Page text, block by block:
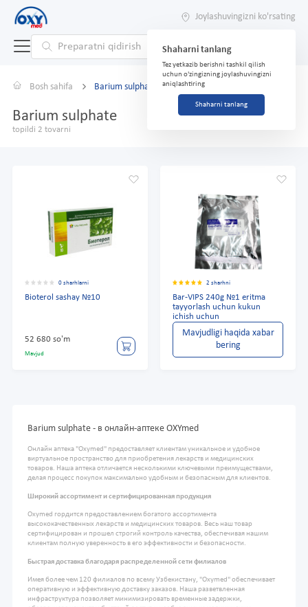
Joylashuvingizni ko'rsating
Shaharni tanlang
Tez yetkazib berishni tashkil qilish
uchun o'zingizning joylashuvingizni
aniqlashtiring
Shaharni tanlang
Bosh sahifa Barium sulphate
Barium sulphate
topildi 2 tovarni
0 sharhlarni
Bioterol sashay №10
52 680 so'm
Mavjud
2 sharhni
Bar-VIPS 240g №1 eritma
tayyorlash uchun kukun
ichish uchun
Mavjudligi haqida xabar
bering
Barium sulphate - в онлайн-аптеке OXYmed
Онлайн аптека "Oxymed" предоставляет клиентам уникальное и удобное
виртуальное пространство для приобретения лекарств и медицинских
товаров. Наша аптека отличается несколькими ключевыми преимуществами,
делая процесс покупок максимально удобным и безопасным для клиентов.
Широкий ассортимент и сертифицированная продукция
Oxymed гордится предоставлением богатого ассортимента
высококачественных лекарств и медицинских товаров. Весь наш товар
сертифицирован и прошел строгий контроль качества, обеспечивая нашим
клиентам полную уверенность в его эффективности и безопасности.
Быстрая доставка благодаря распределенной сети филиалов
Имея более чем 120 филиалов по всему Узбекистану, "Oxymed" обеспечивает
оперативную и эффективную доставку заказов. Наша разветвленная
инфраструктура позволяет минимизировать временные задержки,